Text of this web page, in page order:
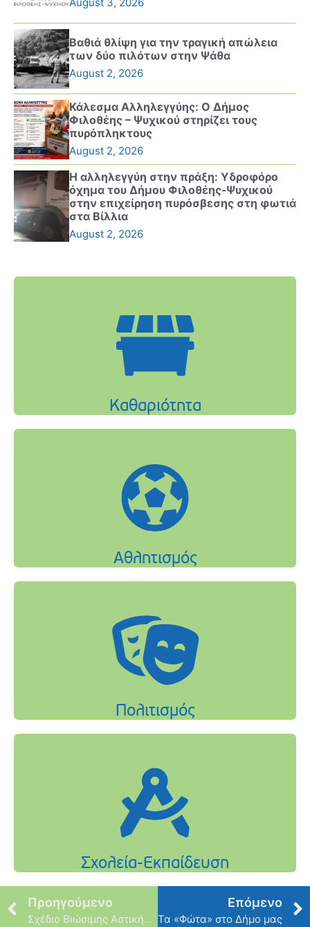
Βαθιά θλίψη για την τραγική απώλεια
των δύο πιλότων στην Ψάθα
August 2, 2026
Κάλεσμα Αλληλεγγύης: Ο Δήμος
Φιλοθέης – Ψυχικού στηρίζει τους
πυρόπληκτους
August 2, 2026
Η αλληλεγγύη στην πράξη: Υδροφόρο
όχημα του Δήμου Φιλοθέης-Ψυχικού
στην επιχείρηση πυρόσβεσης στη φωτιά
στα Βίλλια
August 2, 2026
Προηγούμενο
Σχέδιο Βιώσιμης Αστικής Κινητικότητας
Επόμενο
Τα «Φώτα» στο Δήμο μας